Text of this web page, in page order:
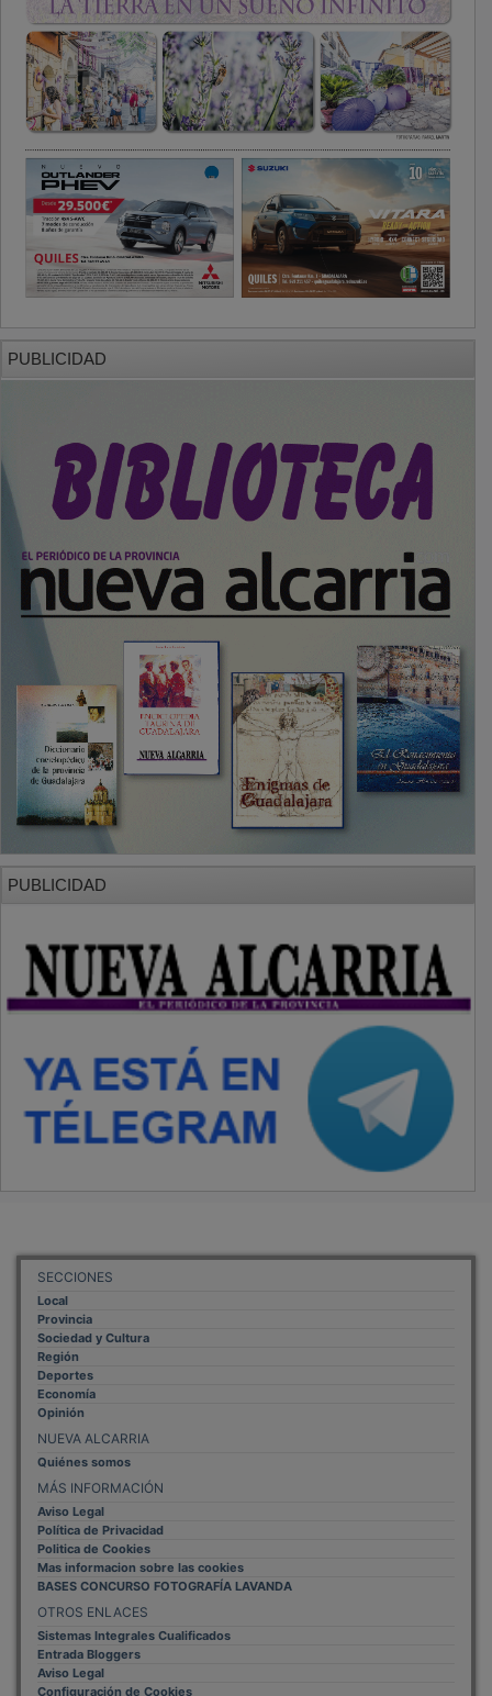
PUBLICIDAD
PUBLICIDAD
SECCIONES
Local
Provincia
Sociedad y Cultura
Región
Deportes
Economía
Opinión
NUEVA ALCARRIA
Quiénes somos
MÁS INFORMACIÓN
Aviso Legal
Política de Privacidad
Politica de Cookies
Mas informacion sobre las cookies
BASES CONCURSO FOTOGRAFÍA LAVANDA
OTROS ENLACES
Sistemas Integrales Cualificados
Entrada Bloggers
Aviso Legal
Configuración de Cookies